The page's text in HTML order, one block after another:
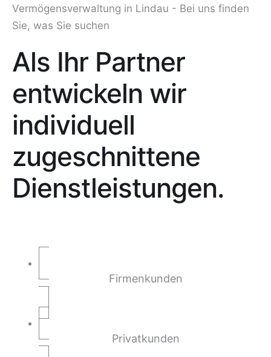
Vermögensverwaltung in Lindau - Bei uns finden
Sie, was Sie suchen
Als Ihr Partner
entwickeln wir
individuell
zugeschnittene
Dienstleistungen.
Firmenkunden
Privatkunden